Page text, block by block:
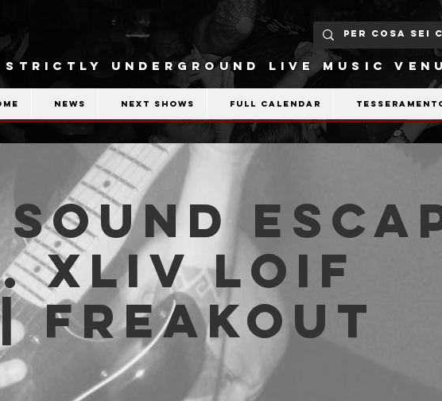
STRICTLY UNDERGROUND LIVE MUSIC
News Next shows Full calendar
XLIV LOIF
Freakout